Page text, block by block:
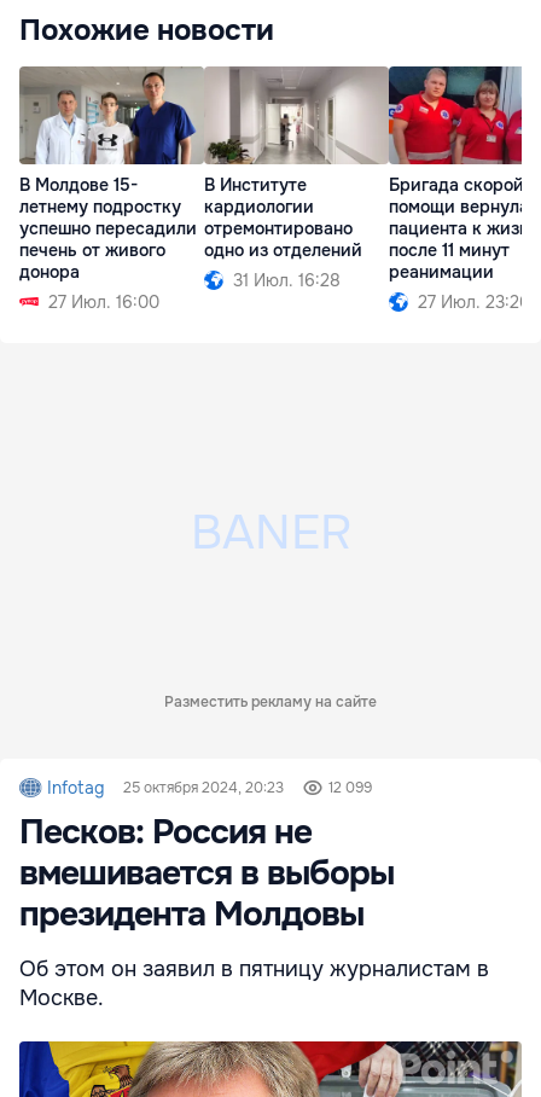
Похожие новости
В Молдове 15-
летнему подростку
успешно пересадили
печень от живого
донора
27 Июл. 16:00
В Институте
кардиологии
отремонтировано
одно из отделений
31 Июл. 16:28
Бригада скорой
помощи вернула
пациента к жизни
после 11 минут
реанимации
27 Июл. 23:20
Разместить рекламу на сайте
Infotag 25 октября 2024, 20:23 12 099
Песков: Россия не
вмешивается в выборы
президента Молдовы
Об этом он заявил в пятницу журналистам в
Москве.